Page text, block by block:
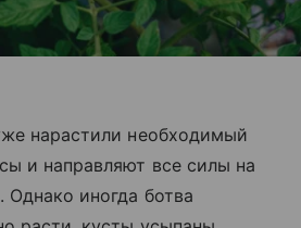
нарастили необходимый
и направляют все силы на
Однако иногда ботва